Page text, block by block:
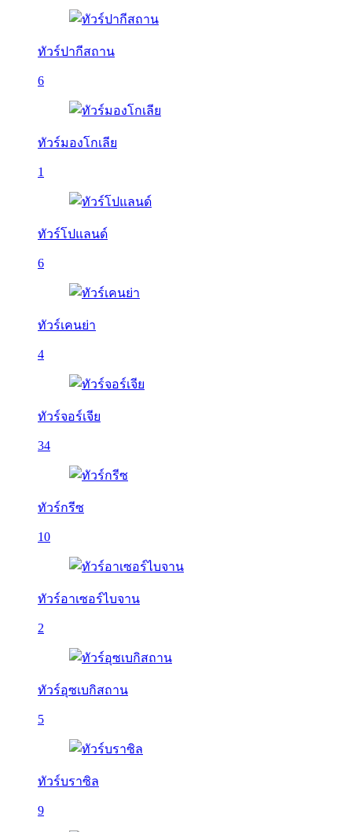
ทัวร์ปากีสถาน
6
ทัวร์มองโกเลีย
1
ทัวร์โปแลนด์
6
ทัวร์เคนย่า
4
ทัวร์จอร์เจีย
34
ทัวร์กรีซ
10
ทัวร์อาเซอร์ไบจาน
2
ทัวร์อุซเบกิสถาน
5
ทัวร์บราซิล
9